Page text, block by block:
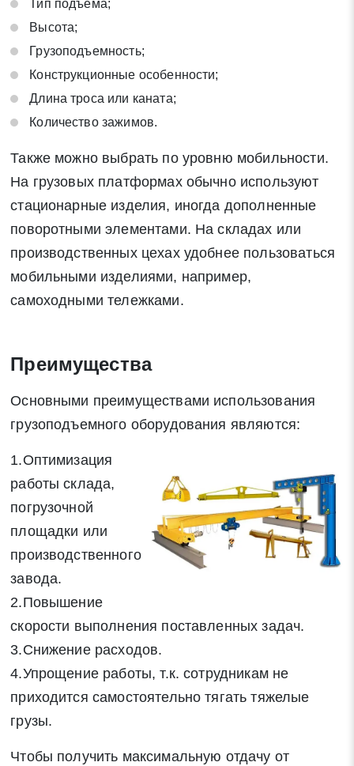
Тип подъема;
Высота;
Грузоподъемность;
Конструкционные особенности;
Длина троса или каната;
Количество зажимов.
Также можно выбрать по уровню мобильности.
На грузовых платформах обычно используют
стационарные изделия, иногда дополненные
поворотными элементами. На складах или
производственных цехах удобнее пользоваться
мобильными изделиями, например,
самоходными тележками.
Преимущества
Основными преимуществами использования
грузоподъемного оборудования являются:
1.Оптимизация
работы склада,
погрузочной
площадки или
производственного
завода.
2.Повышение
скорости выполнения поставленных задач.
3.Снижение расходов.
4.Упрощение работы, т.к. сотрудникам не
приходится самостоятельно тягать тяжелые
грузы.
Чтобы получить максимальную отдачу от